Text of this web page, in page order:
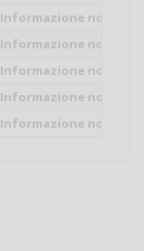
Informazione non
Informazione non
Informazione non
Informazione non
Informazione non